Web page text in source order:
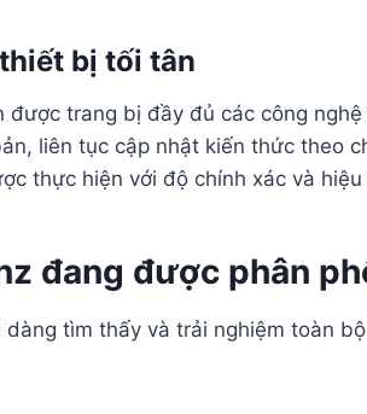
bị tối tân
được trang bị đầy đủ các công
liên tục cập nhật kiến thức theo
thực hiện với độ chính xác và hiệu
đang được phân
tìm thấy và trải nghiệm toàn